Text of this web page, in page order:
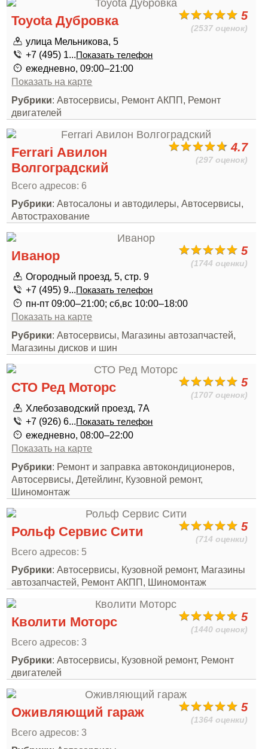
5
(2537 оценок)
Toyota Дубровка
улица Мельникова, 5
+7 (495) 1...Показать телефон
ежедневно, 09:00–21:00
Показать на карте
Рубрики: Автосервисы, Ремонт АКПП, Ремонт
двигателей
4.7
(297 оценок)
Ferrari Авилон
Волгоградский
Всего адресов: 6
Рубрики: Автосалоны и автодилеры, Автосервисы,
Автострахование
5
(1744 оценки)
Иванор
Огородный проезд, 5, стр. 9
+7 (495) 9...Показать телефон
пн-пт 09:00–21:00; сб,вс 10:00–18:00
Показать на карте
Рубрики: Автосервисы, Магазины автозапчастей,
Магазины дисков и шин
5
(1707 оценок)
СТО Ред Моторс
Хлебозаводский проезд, 7А
+7 (926) 6...Показать телефон
ежедневно, 08:00–22:00
Показать на карте
Рубрики: Ремонт и заправка автокондиционеров,
Автосервисы, Детейлинг, Кузовной ремонт,
Шиномонтаж
5
(714 оценки)
Рольф Сервис Сити
Всего адресов: 5
Рубрики: Автосервисы, Кузовной ремонт, Магазины
автозапчастей, Ремонт АКПП, Шиномонтаж
5
(1440 оценок)
Кволити Моторс
Всего адресов: 3
Рубрики: Автосервисы, Кузовной ремонт, Ремонт
двигателей
5
(1364 оценки)
Оживляющий гараж
Всего адресов: 3